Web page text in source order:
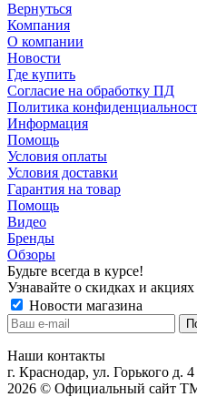
Вернуться
Компания
О компании
Новости
Где купить
Согласие на обработку ПД
Политика
Информация
Помощь
Условия оплаты
Условия доставки
Гарантия на товар
Помощь
Видео
Бренды
Обзоры
Будьте всегда в курсе!
Узнавайте о скидках и
Новости магазина
Наши контакты
г. Краснодар, ул. Горького д. 4
2026 © Официальный сайт